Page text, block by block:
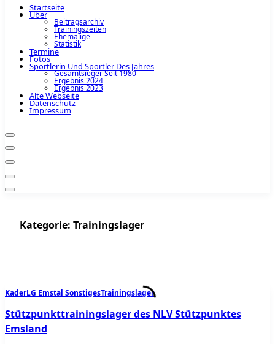
Startseite
Über
Beitragsarchiv
Trainingszeiten
Ehemalige
Statistik
Termine
Fotos
Sportlerin Und Sportler Des Jahres
Gesamtsieger Seit 1980
Ergebnis 2024
Ergebnis 2023
Alte Webseite
Datenschutz
Impressum
Kategorie: Trainingslager
KaderLG Emstal SonstigesTrainingslager
Stützpunkttrainingslager des NLV Stützpunktes
Emsland